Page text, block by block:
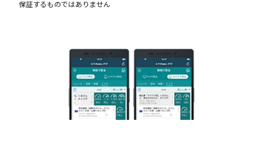
保証するものではありません